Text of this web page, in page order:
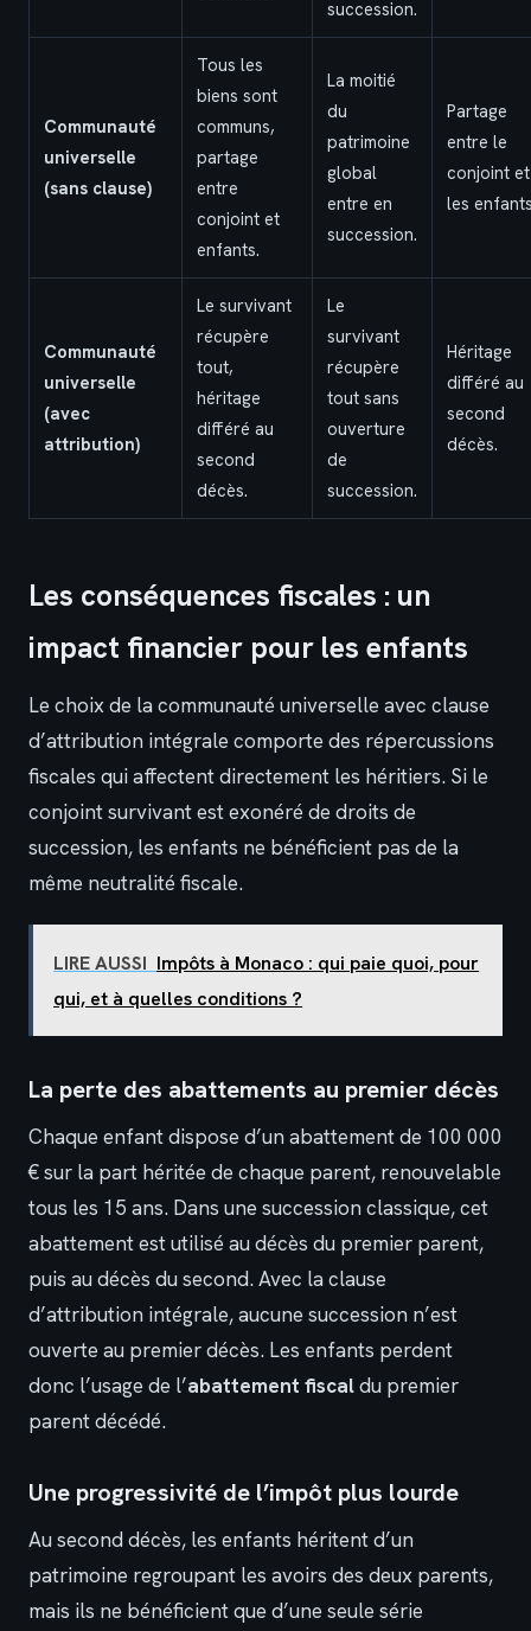
succession.
Communauté
universelle
(sans clause)
Tous les
biens sont
communs,
partage
entre
conjoint et
enfants.
La moitié
du
patrimoine
global
entre en
succession.
Partage
entre le
conjoint et
les
Communauté
universelle
(avec
attribution)
Le survivant
récupère
tout,
héritage
différé au
second
décès.
Le
survivant
récupère
tout sans
ouverture
de
succession.
Héritage
différé au
second
décès.
Les conséquences fiscales : un
impact financier pour les enfants
Le choix de la communauté universelle avec clause
d’attribution intégrale comporte des répercussions
fiscales qui affectent directement les héritiers. Si le
conjoint survivant est exonéré de droits de
succession, les enfants ne bénéficient pas de la
même neutralité fiscale.
LIRE AUSSI Impôts à Monaco : qui paie quoi, pour
qui, et à quelles conditions ?
La perte des abattements au premier décès
Chaque enfant dispose d’un abattement de 100 000
€ sur la part héritée de chaque parent, renouvelable
tous les 15 ans. Dans une succession classique, cet
abattement est utilisé au décès du premier parent,
puis au décès du second. Avec la clause
d’attribution intégrale, aucune succession n’est
ouverte au premier décès. Les enfants perdent
donc l’usage de l’abattement fiscaldu premier
parent décédé.
Une progressivité de l’impôt plus lourde
Au second décès, les enfants héritent d’un
patrimoine regroupant les avoirs des deux parents,
mais ils ne bénéficient que d’une seule série